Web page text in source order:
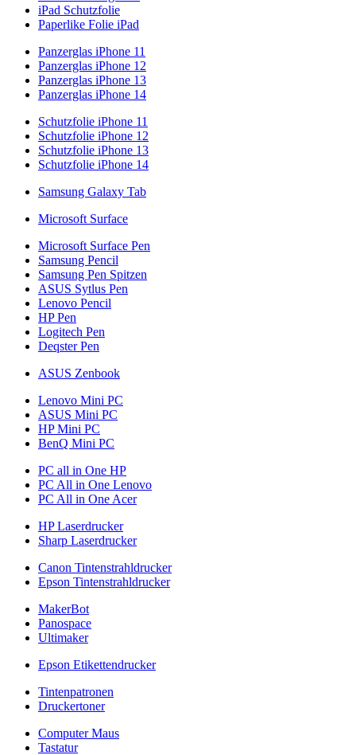
iPad Schutzfolie
Paperlike Folie iPad
Panzerglas iPhone 11
Panzerglas iPhone 12
Panzerglas iPhone 13
Panzerglas iPhone 14
Schutzfolie iPhone 11
Schutzfolie iPhone 12
Schutzfolie iPhone 13
Schutzfolie iPhone 14
Samsung Galaxy Tab
Microsoft Surface
Microsoft Surface Pen
Samsung Pencil
Samsung Pen Spitzen
ASUS Sytlus Pen
Lenovo Pencil
HP Pen
Logitech Pen
Deqster Pen
ASUS Zenbook
Lenovo Mini PC
ASUS Mini PC
HP Mini PC
BenQ Mini PC
PC all in One HP
PC All in One Lenovo
PC All in One Acer
HP Laserdrucker
Sharp Laserdrucker
Canon Tintenstrahldrucker
Epson Tintenstrahldrucker
MakerBot
Panospace
Ultimaker
Epson Etikettendrucker
Tintenpatronen
Druckertoner
Computer Maus
Tastatur